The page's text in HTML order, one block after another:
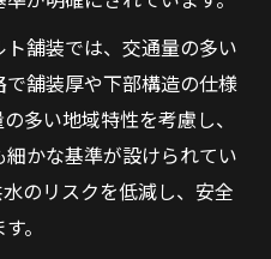
舗装では、交通量の多い
舗装厚や下部構造の仕様
多い地域特性を考慮し、
かな基準が設けられてい
のリスクを低減し、安全
。